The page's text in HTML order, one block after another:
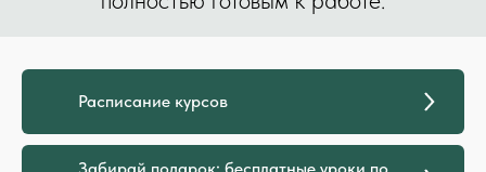
Расписание курсов